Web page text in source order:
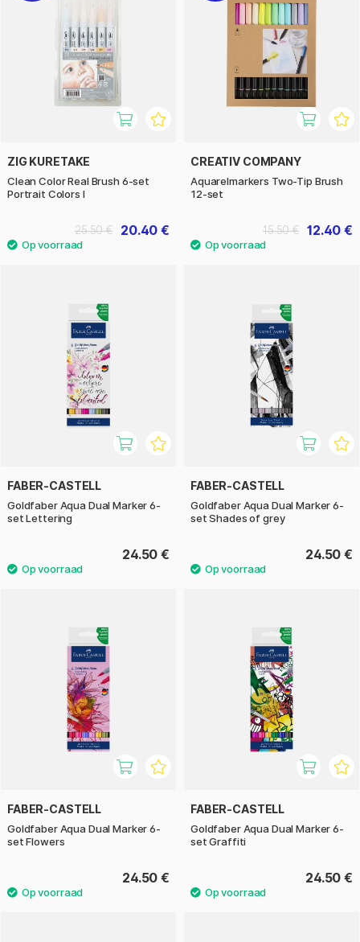
ZIG KURETAKE
Clean Color Real Brush 6-set
Portrait Colors I
20.40 €
25.50 €
CREATIV COMPANY
Aquarelmarkers Two-Tip Brush
12-set
12.40 €
15.50 €
FABER-CASTELL
Goldfaber Aqua Dual Marker 6-
set Lettering
24.50 €
FABER-CASTELL
Goldfaber Aqua Dual Marker 6-
set Shades of grey
24.50 €
FABER-CASTELL
Goldfaber Aqua Dual Marker 6-
set Flowers
24.50 €
FABER-CASTELL
Goldfaber Aqua Dual Marker 6-
set Graffiti
24.50 €